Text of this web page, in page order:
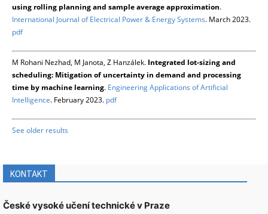
using rolling planning and sample average approximation.
International Journal of Electrical Power & Energy Systems. March 2023.
pdf
M Rohani Nezhad, M Janota, Z Hanzálek. Integrated lot-sizing and
scheduling: Mitigation of uncertainty in demand and processing
time by machine learning. Engineering Applications of Artificial
Intelligence. February 2023. pdf
See older results
KONTAKT
České vysoké učení technické v Praze